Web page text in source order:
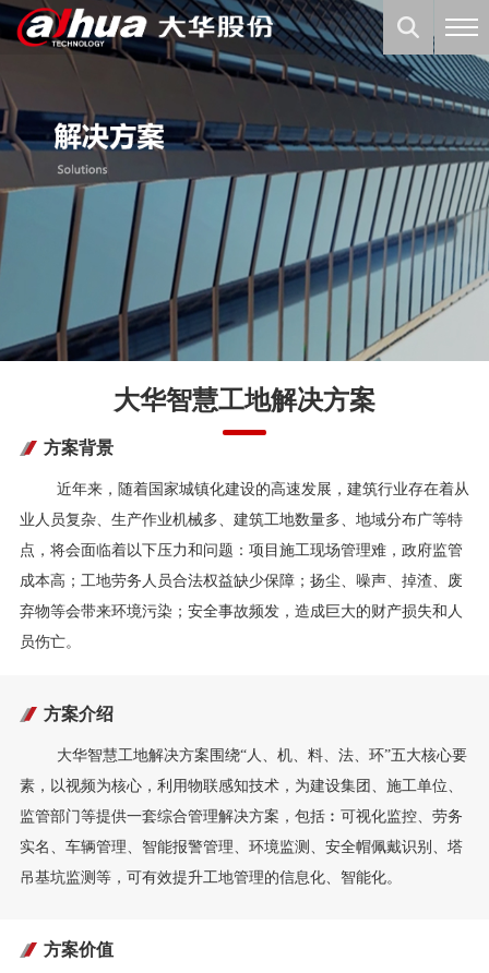
大华智慧工地解决方案
方案背景
近年来，随着国家城镇化建设的高速发展，建筑行业存在着从
业人员复杂、生产作业机械多、建筑工地数量多、地域分布广等特
点，将会面临着以下压力和问题：项目施工现场管理难，政府监管
成本高；工地劳务人员合法权益缺少保障；扬尘、噪声、掉渣、废
弃物等会带来环境污染；安全事故频发，造成巨大的财产损失和人
员伤亡。
方案介绍
大华智慧工地解决方案围绕“人、机、料、法、环”五大核心要
素，以视频为核心，利用物联感知技术，为建设集团、施工单位、
监管部门等提供一套综合管理解决方案，包括︰可视化监控、劳务
实名、车辆管理、智能报警管理、环境监测、安全帽佩戴识别、塔
吊基坑监测等，可有效提升工地管理的信息化、智能化。
方案价值